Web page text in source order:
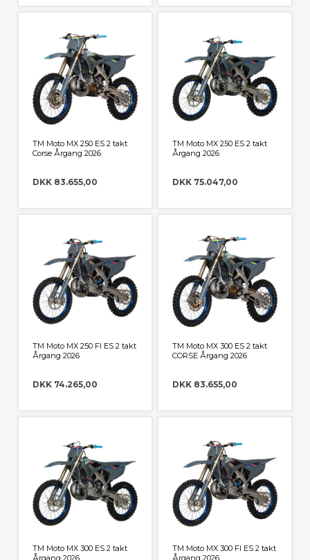
TM Moto MX 250 ES 2 takt
Corse Årgang 2026
DKK 83.655,00
TM Moto MX 250 ES 2 takt
Årgang 2026
DKK 75.047,00
TM Moto MX 250 FI ES 2 takt
Årgang 2026
DKK 74.265,00
TM Moto MX 300 ES 2 takt
CORSE Årgang 2026
DKK 83.655,00
TM Moto MX 300 ES 2 takt
Årgang 2026
TM Moto MX 300 FI ES 2 takt
Årgang 2026